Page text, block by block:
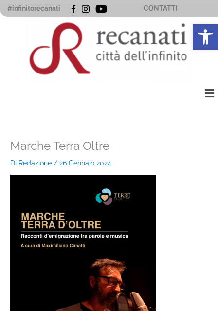
Vai
al
#infinitorecanati CONTATTI
Marche Terra Oltre
Di Redazione /26 Gennaio 2024
Apri la